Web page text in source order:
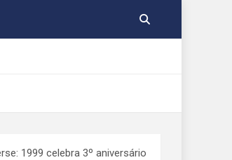
1999 celebra 3º aniversário